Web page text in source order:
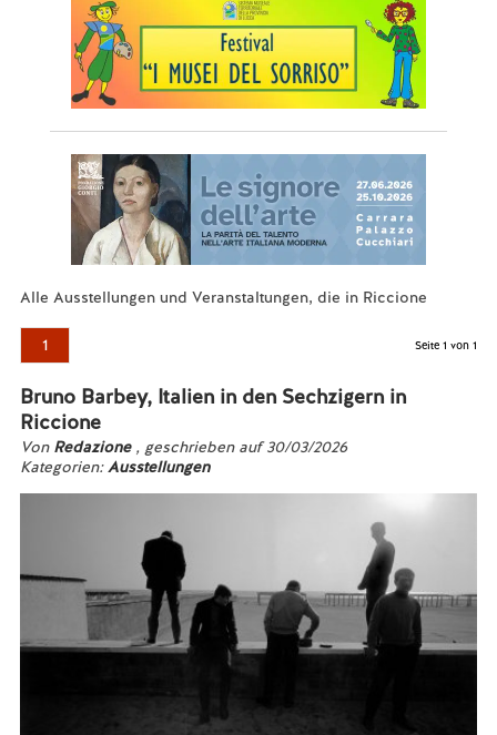
Alle Ausstellungen und Veranstaltungen, die in Riccione
1 Seite 1 von 1
Bruno Barbey, Italien in den Sechzigern in
Riccione
Von Redazione , geschrieben auf 30/03/2026
Kategorien:Ausstellungen